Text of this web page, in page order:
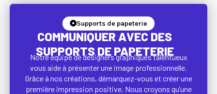
Supports de papeterie
COMMUNIQUER AVEC DES
SUPPORTS DE PAPETERIE
Notre équipe de designers graphiques talentueux
vous aide à présenter une image professionnelle.
Grâce à nos créations, démarquez-vous et créer une
première impression positive. Nous croyons qu’une